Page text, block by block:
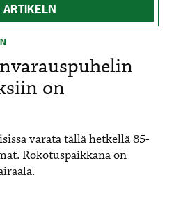
ARTIKELN
on
varata tällä hetkellä 85-
Rokotuspaikkana on